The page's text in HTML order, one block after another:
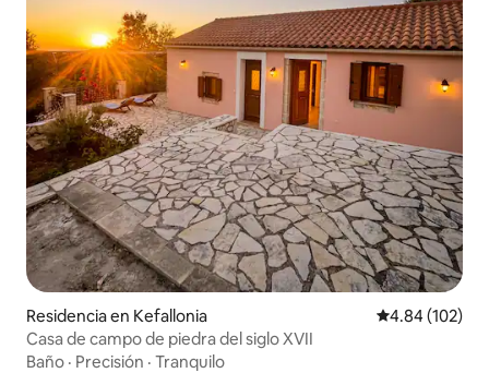
Residencia en Kefallonia Calificación
4.84 (102)
Casa de campo de piedra del siglo XVII
Baño · Precisión · Tranquilo